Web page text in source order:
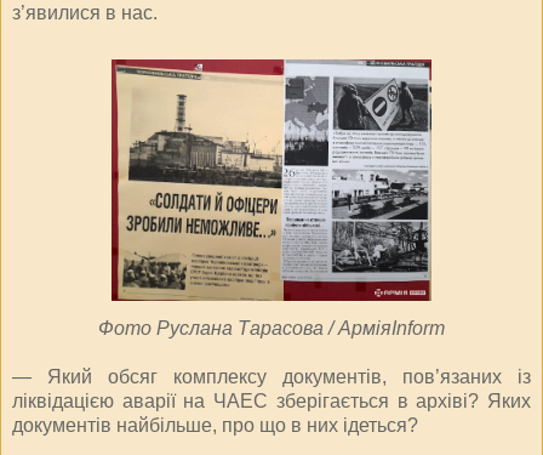
з’явилися в нас.
Фото Руслана Тарасова / АрміяInform
— Який обсяг комплексу документів, пов’язаних із
ліквідацією аварії на ЧАЕС зберігається в архіві? Яких
документів найбільше, про що в них ідеться?